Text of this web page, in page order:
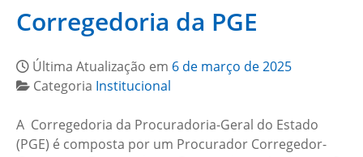
Corregedoria da PGE
Última Atualização em 6 de março de 2025
Categoria Institucional
A Corregedoria da Procuradoria-Geral do Estado
(PGE) é composta por um Procurador Corregedor-